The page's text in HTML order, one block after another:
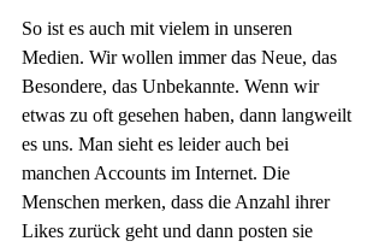
So ist es auch mit vielem in unseren
Medien. Wir wollen immer das Neue, das
Besondere, das Unbekannte. Wenn wir
etwas zu oft gesehen haben, dann langweilt
es uns. Man sieht es leider auch bei
manchen Accounts im Internet. Die
Menschen merken, dass die Anzahl ihrer
Likes zurück geht und dann posten sie